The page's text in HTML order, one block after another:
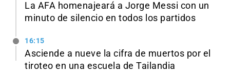
La AFA homenajeará a Jorge Messi con un
minuto de silencio en todos los partidos
16:15
Asciende a nueve la cifra de muertos por el
tiroteo en una escuela de Tailandia